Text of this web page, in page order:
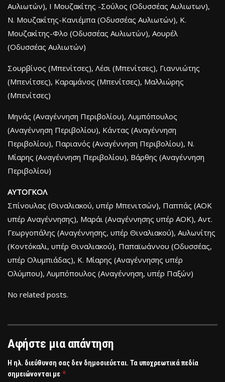
Αυλιωτών), Ι Μουζακίτης -Σούλος (Οδυσσέας Αυλιωτων),
Ν. Μουζακίτης-Κανιέμπα (Οδυσσέας Αυλιωτών), Κ.
Μουζακίτης-Φλο (Οδυσσέας Αυλιωτών), Αουρέλ
(Οδυσσέας Αυλιωτών)
Σουρβίνος (Μπενίτσες), Λέσι (Μπενίτσες), Γιαννιώτης
(Μπενίτσες), Καραμάνος (Μπενίτσες), Μαλλιώρης
(Μπενίτσες)
Μηνάς (Αναγέννηση Περιβολίου), Λυμπόπουλος
(Αναγέννηση Περιβολίου), Κάντας (Αναγέννηση
Περιβολίου), Παριανός (Αναγέννηση Περιβολίου), Ν.
Μίαρης (Αναγέννηση Περιβολίου), Βάρθης (Αναγέννηση
Περιβολίου)
ΑΥΤΟΓΚΟΛ
Σπίνουλας (Θιναλιακού, υπέρ Μπενιτσών), Παππάς (ΑΟΚ
υπέρ Αναγέννησης), Μαράι (Αναγέννησης υπέρ ΑΟΚ), Αντ.
Γεωργοπάλης (Αναγέννησης, υπέρ Θιναλιακού), Αυλωνίτης
(Κοντόκαλι, υπέρ Θιναλιακού), Παπαϊωάννου (Οδυσσέας,
υπέρ Ολυμπιάδας), Κ. Μίαρης (Αναγέννησης υπέρ
Ολύμπου), Λυμπόπουλος (Αναγέννηση, υπέρ Παξών)
No related posts.
Αφήστε μια απάντηση
Η ηλ. διεύθυνση σας δεν δημοσιεύεται. Τα υποχρεωτικά πεδία
σημειώνονται με *